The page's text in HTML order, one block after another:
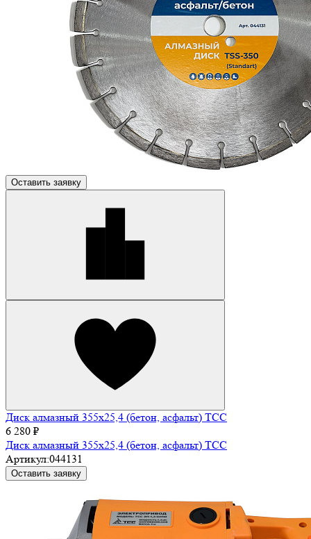
Оставить заявку
Диск алмазный 355х25,4 (бетон, асфальт) ТСС
6 280 ₽
Диск алмазный 355х25,4 (бетон, асфальт) ТСС
Артикул:044131
Оставить заявку